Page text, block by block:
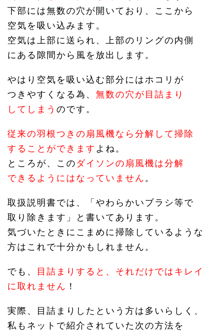
下部には無数の穴が開いており、ここから
空気を吸い込みます。
空気は上部に送られ、上部のリングの内側
にある隙間から風を放出します。
やはり空気を吸い込む部分にはホコリが
つきやすくなる為、 無数の穴が目詰まり
してしまう のです。
従来の羽根つきの扇風機なら分解して掃除
することができます よね。
ところが、このダイソンの扇風機は分解
できるようにはなっていません 。
取扱説明書では、「やわらかいブラシ等で
取り除きます」と書いてあります。
気づいたときにこまめに掃除しているような
方はこれで十分かもしれません。
でも、 目詰まりすると、それだけではキレイ
に取れません ！
実際、目詰まりしたという方は多いらしく、
私もネットで紹介されていた次の方法を